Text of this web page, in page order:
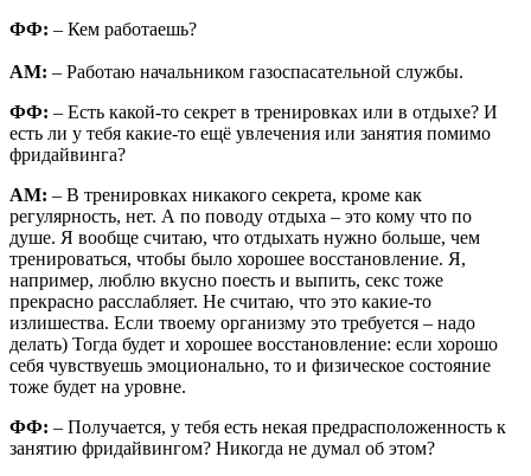
ФФ: – Кем работаешь?
АМ: – Работаю начальником газоспасательной службы.
ФФ: – Есть какой-то секрет в тренировках или в отдыхе? И
есть ли у тебя какие-то ещё увлечения или занятия помимо
фридайвинга?
АМ: – В тренировках никакого секрета, кроме как
регулярность, нет. А по поводу отдыха – это кому что по
душе. Я вообще считаю, что отдыхать нужно больше, чем
тренироваться, чтобы было хорошее восстановление. Я,
например, люблю вкусно поесть и выпить, секс тоже
прекрасно расслабляет. Не считаю, что это какие-то
излишества. Если твоему организму это требуется – надо
делать) Тогда будет и хорошее восстановление: если хорошо
себя чувствуешь эмоционально, то и физическое состояние
тоже будет на уровне.
ФФ: – Получается, у тебя есть некая предрасположенность к
занятию фридайвингом? Никогда не думал об этом?